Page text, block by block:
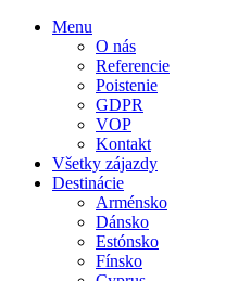
Menu
O nás
Referencie
Poistenie
GDPR
VOP
Kontakt
Všetky zájazdy
Destinácie
Arménsko
Dánsko
Estónsko
Fínsko